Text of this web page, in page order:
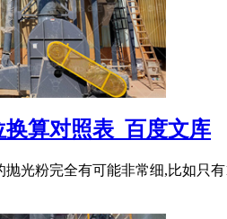
算对照表_百度文库
抛光粉完全有可能非常细,比如只